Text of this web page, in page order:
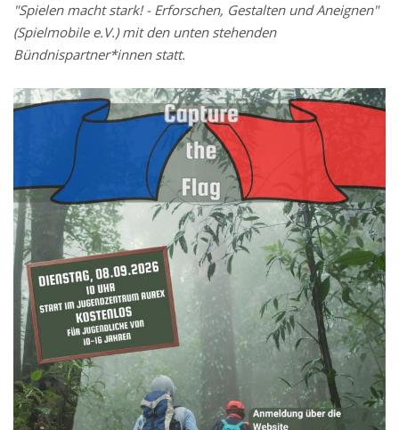
"Spielen macht stark! - Erforschen, Gestalten und Aneignen"
(Spielmobile e.V.) mit den unten stehenden
Bündnispartner*innen statt.